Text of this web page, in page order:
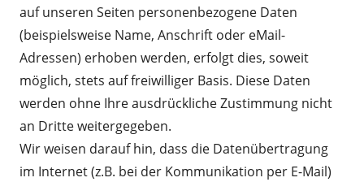
auf unseren Seiten personenbezogene Daten
(beispielsweise Name, Anschrift oder eMail-
Adressen) erhoben werden, erfolgt dies, soweit
möglich, stets auf freiwilliger Basis. Diese Daten
werden ohne Ihre ausdrückliche Zustimmung nicht
an Dritte weitergegeben.
Wir weisen darauf hin, dass die Datenübertragung
im Internet (z.B. bei der Kommunikation per E-Mail)